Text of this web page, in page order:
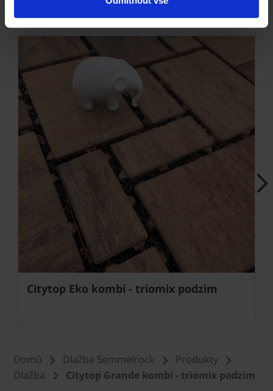
Kombinace a doplňky
Citytop Eko kombi - triomix podzim
Next
Domů Dlažba Semmelrock
Produkty
Dlažba
Citytop Grande kombi - triomix podzim